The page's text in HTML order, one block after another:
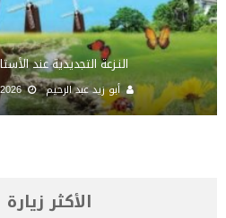
النـزعة التجديدية عند
أبو زيد عبد الرحيم
الأكثر زيارة